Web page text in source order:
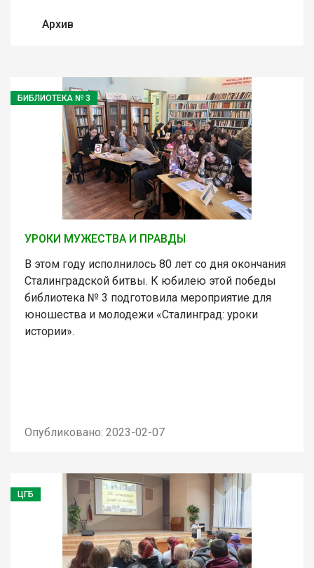
Архив
БИБЛИОТЕКА № 3
УРОКИ МУЖЕСТВА И ПРАВДЫ
В этом году исполнилось 80 лет со дня окончания
Сталинградской битвы. К юбилею этой победы
библиотека № 3 подготовила мероприятие для
юношества и молодежи «Сталинград: уроки
истории».
Опубликовано: 2023-02-07
ЦГБ